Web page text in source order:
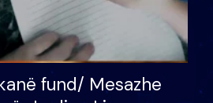
fund/ Mesazhe